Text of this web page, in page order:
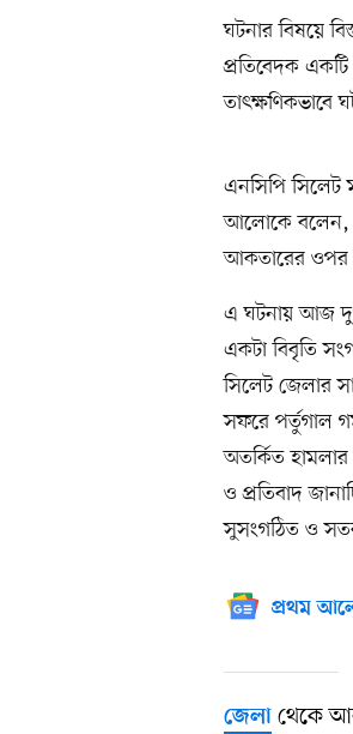
ঘটনার বিষয়ে
প্রতিবেদক একটি
তাৎক্ষণিকভাবে
এনসিপি
আলোকে বলেন,
আকতারের ওপর
এ ঘটনায় আজ
একটা বিবৃতি
সিলেট জেলার
সফরে পর্তুগাল
অতর্কিত
ও প্রতিবাদ
সুসংগঠিত ও
প্রথম
জেলা থেকে